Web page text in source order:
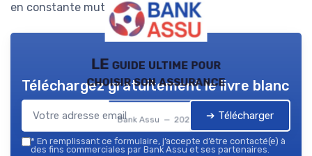
en constante mutation.
LE guide ultime pour
choisir son assurance
Bank Assu — 2026
Téléchargez gratuitement le livre blanc
➔ Télécharger
* En remplissant ce formulaire, j’accepte d’être contacté(e) à
des fins commerciales par Bank Assu et ses partenaires.